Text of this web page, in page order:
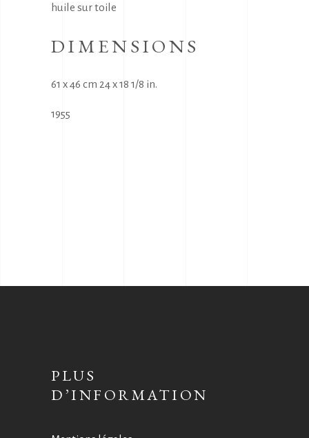
huile sur toile
DIMENSIONS
61 x 46 cm 24 x 18 1/8 in.
1955
PLUS
D’INFORMATION